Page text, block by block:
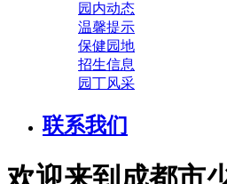
园内动态
温馨提示
保健园地
招生信息
园丁风采
联系我们
欢迎来到成都市